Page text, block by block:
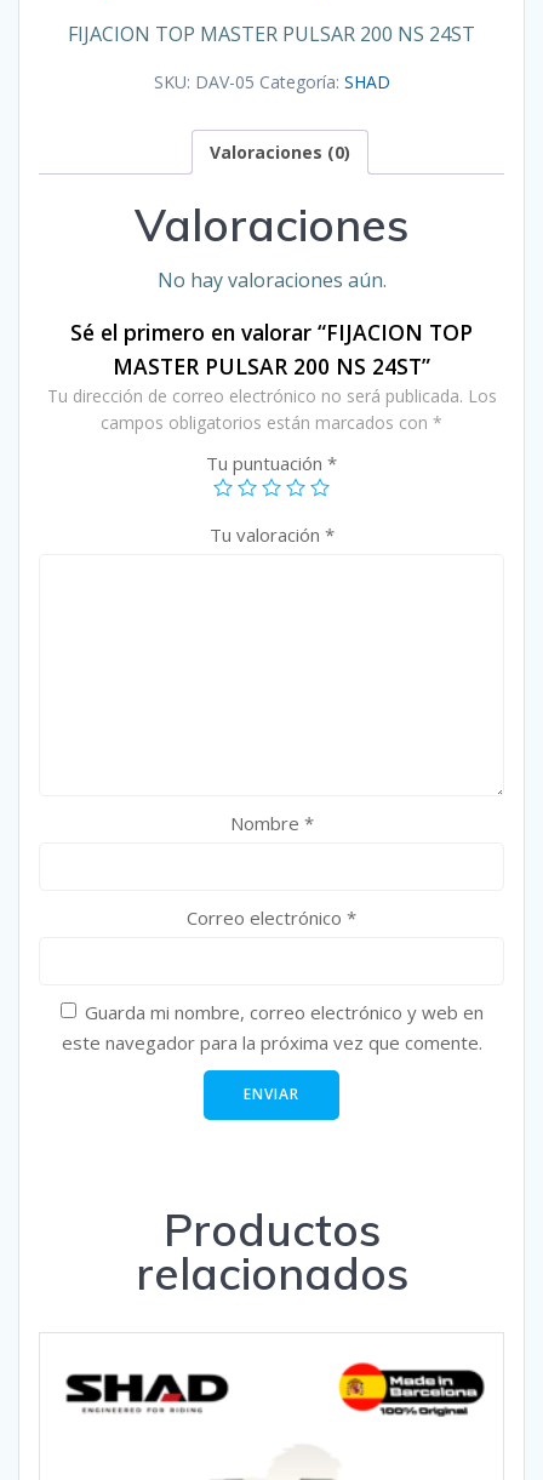
FIJACION TOP MASTER PULSAR 200 NS 24ST
SKU: DAV-05 Categoría: SHAD
Valoraciones (0)
Valoraciones
No hay valoraciones aún.
Sé el primero en valorar “FIJACION TOP
MASTER PULSAR 200 NS 24ST”
Tu dirección de correo electrónico no será publicada. Los
campos obligatorios están marcados con *
Tu puntuación *
Tu valoración *
Nombre *
Correo electrónico *
Guarda mi nombre, correo electrónico y web en
este navegador para la próxima vez que comente.
Productos
relacionados